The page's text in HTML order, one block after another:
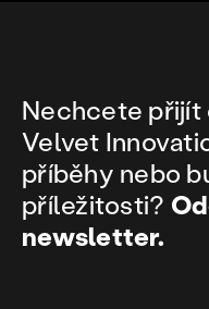
Nechcete přijít
Velvet
příběhy nebo
příležitosti?
newsletter.